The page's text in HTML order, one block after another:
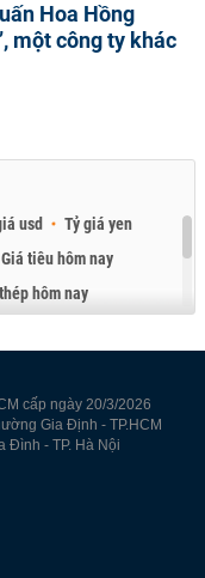
Hoa Hồng
một công ty khác
usd
Tỷ giá yen
Giá tiêu hôm nay
hôm nay
cấp ngày 20/3/2026
Gia Định - TP.HCM
Đình - TP. Hà Nội